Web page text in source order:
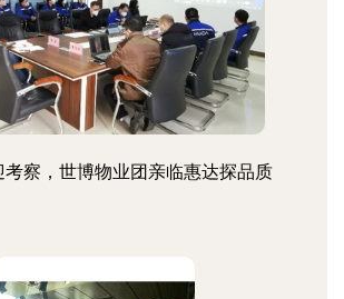
考察，世博物业团亲临惠达探品质